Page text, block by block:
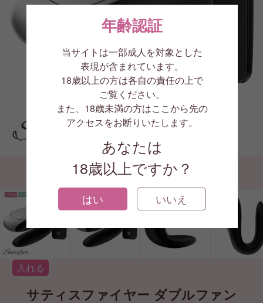
年齢認証
当サイトは一部成人を対象とした
表現が含まれています。
18歳以上の方は各自の責任の上で
ご覧ください。
また、18歳未満の方はここから先の
アクセスをお断りいたします。
あなたは
18歳以上ですか？
はい いいえ
入れる
サティスファイヤー ダブルファン